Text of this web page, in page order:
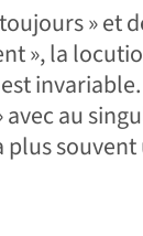
» et
», la
au
plus